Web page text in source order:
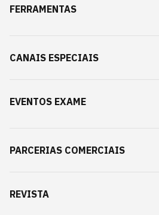
FERRAMENTAS
CANAIS ESPECIAIS
EVENTOS EXAME
PARCERIAS COMERCIAIS
REVISTA